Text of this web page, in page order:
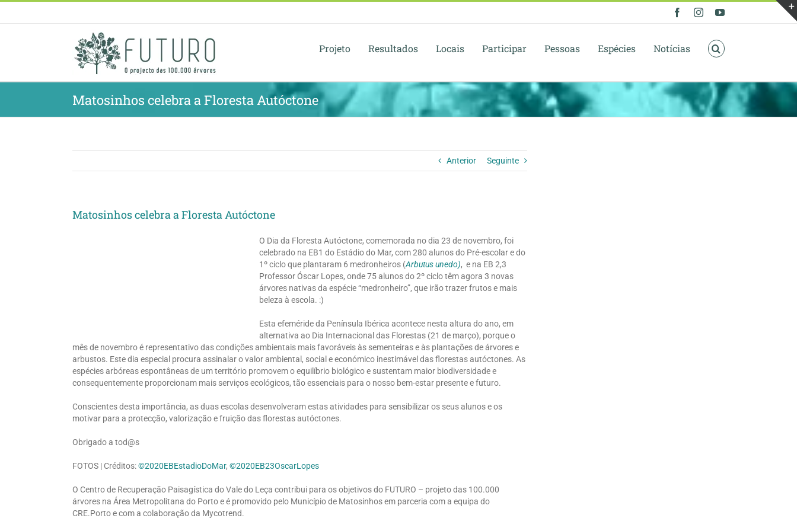
FacebookInstagramYouTube
Projeto Resultados Locais Participar Pessoas Espécies Notícias
Matosinhos celebra a Floresta Autóctone
Anterior Seguinte
Matosinhos celebra a Floresta Autóctone
O Dia da Floresta Autóctone, comemorada no dia 23 de novembro, foi
celebrado na EB1 do Estádio do Mar, com 280 alunos do Pré-escolar e do
1º ciclo que plantaram 6 medronheiros (Arbutus unedo), e na EB 2,3
Professor Óscar Lopes, onde 75 alunos do 2º ciclo têm agora 3 novas
árvores nativas da espécie “medronheiro”, que irão trazer frutos e mais
beleza à escola. :)
Esta efeméride da Península Ibérica acontece nesta altura do ano, em
alternativa ao Dia Internacional das Florestas (21 de março), porque o
mês de novembro é representativo das condições ambientais mais favoráveis às sementeiras e às plantações de árvores e
arbustos. Este dia especial procura assinalar o valor ambiental, social e económico inestimável das florestas autóctones. As
espécies arbóreas espontâneas de um território promovem o equilíbrio biológico e sustentam maior biodiversidade e
consequentemente proporcionam mais serviços ecológicos, tão essenciais para o nosso bem-estar presente e futuro.
Conscientes desta importância, as duas escolas desenvolveram estas atividades para sensibilizar os seus alunos e os
motivar para a protecção, valorização e fruição das florestas autóctones.
Obrigado a tod@s
FOTOS | Créditos:©2020EBEstadioDoMar, ©2020EB23OscarLopes
O Centro de Recuperação Paisagística do Vale do Leça contribui para os objetivos do FUTURO – projeto das 100.000
árvores na Área Metropolitana do Porto e é promovido pelo Município de Matosinhos em parceria com a equipa do
CRE.Porto e com a colaboração da Mycotrend.